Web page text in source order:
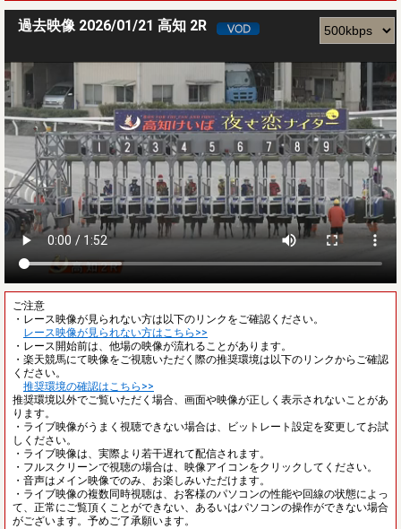
過去映像 2026/01/21 高知 2R
ご注意
・レース映像が見られない方は以下のリンクをご確認ください。
レース映像が見られない方はこちら>>
・レース開始前は、他場の映像が流れることがあります。
・楽天競馬にて映像をご視聴いただく際の推奨環境は以下のリンクからご確認
ください。
推奨環境の確認はこちら>>
推奨環境以外でご覧いただく場合、画面や映像が正しく表示されないことがあ
ります。
・ライブ映像がうまく視聴できない場合は、ビットレート設定を変更してお試
しください。
・ライブ映像は、実際より若干遅れて配信されます。
・フルスクリーンで視聴の場合は、映像アイコンをクリックしてください。
・音声はメイン映像でのみ、お楽しみいただけます。
・ライブ映像の複数同時視聴は、お客様のパソコンの性能や回線の状態によっ
て、正常にご覧頂くことができない、あるいはパソコンの操作ができない場合
がございます。予めご了承願います。